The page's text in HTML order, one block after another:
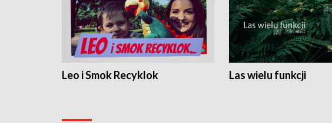
Leo i Smok Recyklok Las wielu funkcji